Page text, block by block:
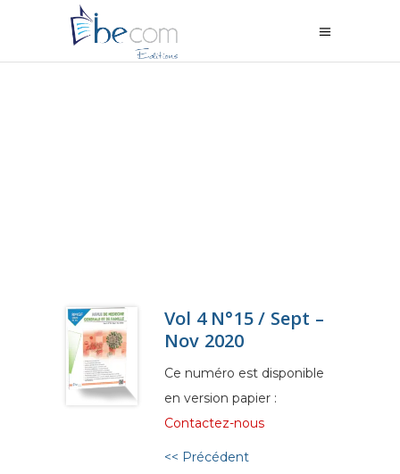
Vol 4 N°15 / Sept –
Nov 2020
Ce numéro est disponible
en version papier :
Contactez-nous
<< Précédent